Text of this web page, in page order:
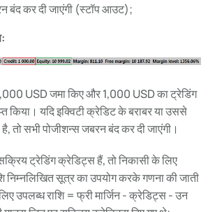
बंद कर दी जाएंगी (स्टॉप आउट);
USD जमा किए और 1,000 USD का ट्रेडिंग
किया। यदि इक्विटी क्रेडिट के बराबर या उससे
तो सभी पोजीशन्स जबरन बंद कर दी जाएंगी।
ट्रेडिंग क्रेडिट्स हैं, तो निकासी के लिए
निम्नलिखित सूत्र का उपयोग करके गणना की जाती
उपलब्ध राशि = फ्री मार्जिन - क्रेडिट्स - उन